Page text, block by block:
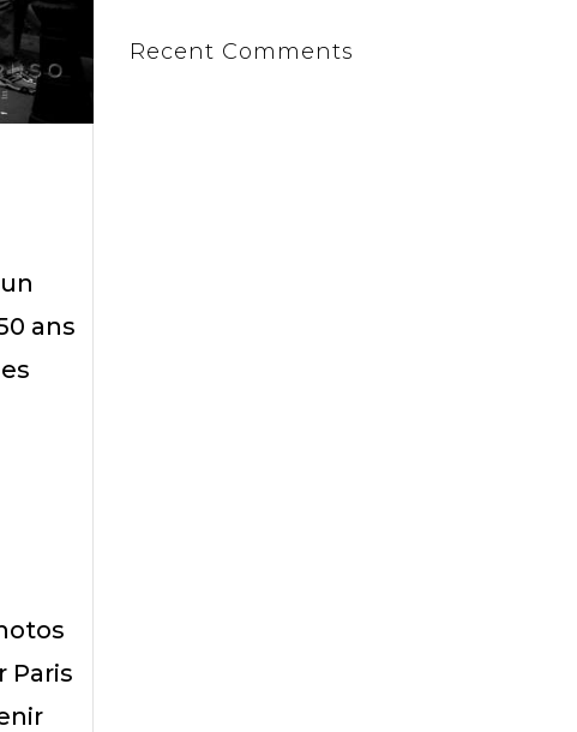
ans
Paris
Recent Comments